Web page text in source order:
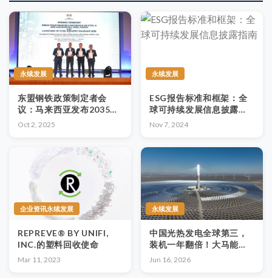
永续发展
东盟钢铁政策制定者会
议：马来西亚发布2035年
钢铁业路线图 聚焦稳定、
Oct 2, 2025
永续发展
ESG报告标准和框架：全
球可持续发展信息披露指
南
Nov 7, 2024
企业资讯永续发展
REPREVE® BY UNIFI,
INC.的塑料回收使命
Mar 11, 2023
永续发展
中国光热发电全球第三，
装机一年翻倍！大马能源
转型，能从这场”太阳能革
Jun 16, 2026